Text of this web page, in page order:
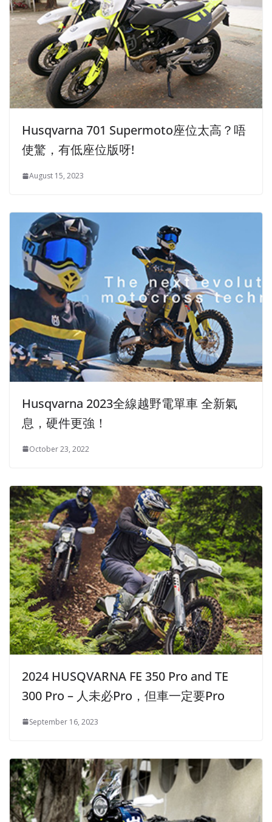
Husqvarna 701 Supermoto座位太高？唔
使驚，有低座位版呀!
August 15, 2023
Husqvarna 2023全線越野電單車 全新氣
息，硬件更強！
October 23, 2022
2024 HUSQVARNA FE 350 Pro and TE
300 Pro – 人未必Pro，但車一定要Pro
September 16, 2023